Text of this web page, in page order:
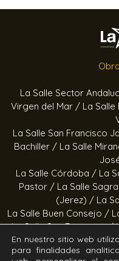
La Salle Sector
Virgen del Mar / La
La Salle San Francisco
Bachiller / La Salle
La Salle Córdoba / La
Pastor / La Salle
(Jerez) / La
La Salle Buen Consejo /
La Salle San Francisco /
En nuestro sitio web
para finalidades